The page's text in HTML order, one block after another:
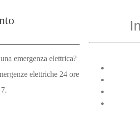
emergenza elettrica?
elettriche 24 ore